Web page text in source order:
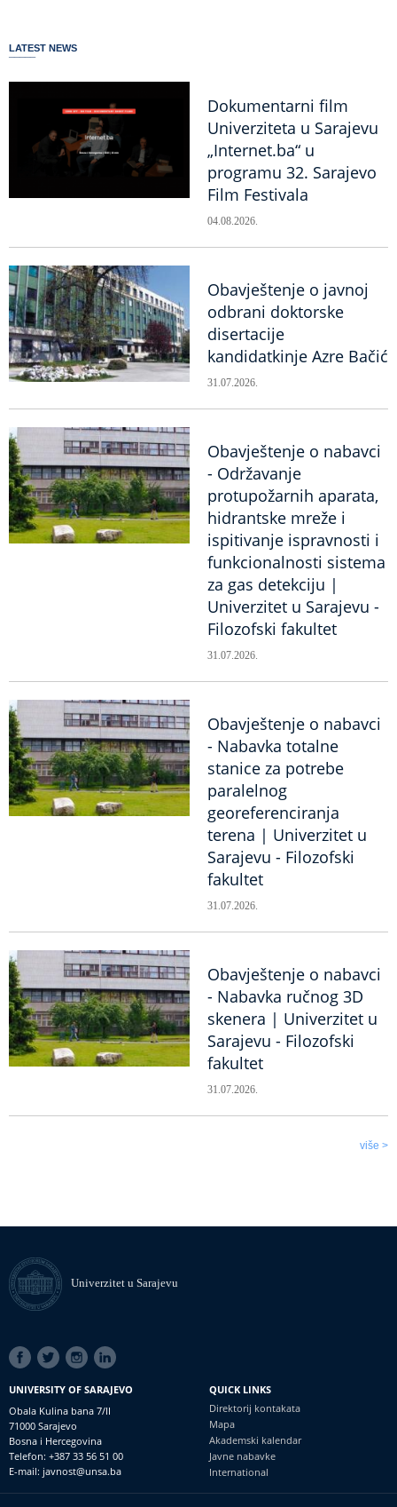
LATEST NEWS
Dokumentarni film
Univerziteta u Sarajevu
„Internet.ba“ u
programu 32. Sarajevo
Film Festivala
04.08.2026.
Obavještenje o javnoj
odbrani doktorske
disertacije
kandidatkinje Azre Bačić
31.07.2026.
Obavještenje o nabavci
- Održavanje
protupožarnih aparata,
hidrantske mreže i
ispitivanje ispravnosti i
funkcionalnosti sistema
za gas detekciju |
Univerzitet u Sarajevu -
Filozofski fakultet
31.07.2026.
Obavještenje o nabavci
- Nabavka totalne
stanice za potrebe
paralelnog
georeferenciranja
terena | Univerzitet u
Sarajevu - Filozofski
fakultet
31.07.2026.
Obavještenje o nabavci
- Nabavka ručnog 3D
skenera | Univerzitet u
Sarajevu - Filozofski
fakultet
31.07.2026.
više >
Univerzitet u Sarajevu
SOCIAL
LINKS
UNIVERSITY OF SARAJEVO
Obala Kulina bana 7/II
71000 Sarajevo
Bosna i Hercegovina
Telefon: +387 33 56 51 00
E-mail: javnost@unsa.ba
QUICK LINKS
Direktorij kontakata
Mapa
Akademski kalendar
Javne nabavke
International